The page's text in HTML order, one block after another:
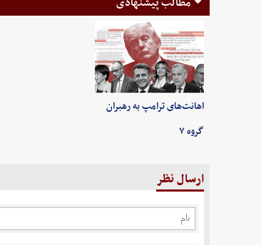
اهانت‌های ترامپ به رهبران
گروه ۷
ارسال نظر